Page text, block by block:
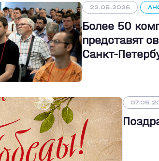
22.05.2026
Более 50
представят
Санкт-